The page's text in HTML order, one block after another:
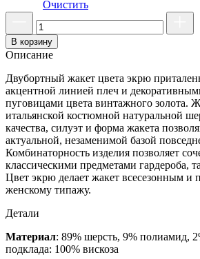
Очистить
В корзину
Описание
Двубортный жакет цвета экрю
акцентной линией плеч и
пуговицами цвета винтажного золота.
итальянской костюмной натуральной
качества, силуэт и форма жакета
актуальной, незаменимой базой
Комбинаторность изделия позволяет
классическими предметами гардероба,
Цвет экрю делает жакет всесезонным и
женскому типажу.
Детали
Материал: 89% шерсть, 9% полиамид,
подклада: 100% вискоза